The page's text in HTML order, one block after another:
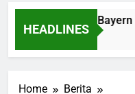
HEADLINES
Aston Villa vs Bayern
Ago
Home
Berita